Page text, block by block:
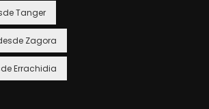
Tanger
Zagora
Errachidia